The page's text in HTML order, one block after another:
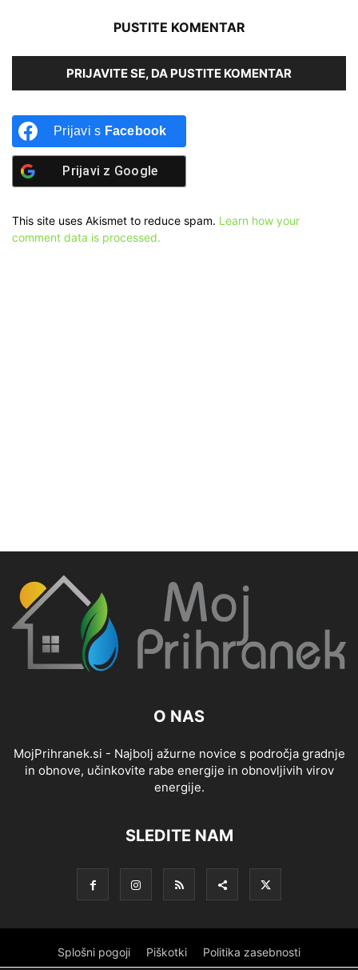
PUSTITE KOMENTAR
PRIJAVITE SE, DA PUSTITE KOMENTAR
Prijavi s Facebook
Prijavi z Google
This site uses Akismet to reduce spam. Learn how your
comment data is processed.
O NAS
MojPrihranek.si - Najbolj ažurne novice s področja gradnje
in obnove, učinkovite rabe energije in obnovljivih virov
energije.
SLEDITE NAM
Splošni pogoji Piškotki Politika zasebnosti